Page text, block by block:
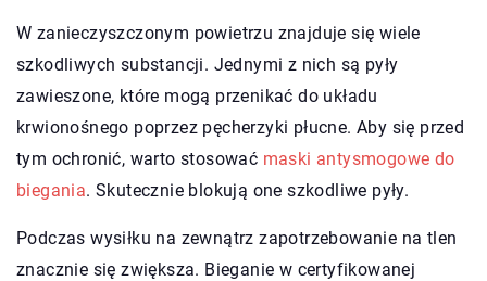
W zanieczyszczonym powietrzu znajduje się wiele
szkodliwych substancji. Jednymi z nich są pyły
zawieszone, które mogą przenikać do układu
krwionośnego poprzez pęcherzyki płucne. Aby się przed
tym ochronić, warto stosować maski antysmogowe do
biegania. Skutecznie blokują one szkodliwe pyły.
Podczas wysiłku na zewnątrz zapotrzebowanie na tlen
znacznie się zwiększa. Bieganie w certyfikowanej